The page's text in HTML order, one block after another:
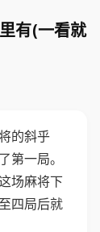
有(一看就
的斜乎
第一局。
场麻将下
四局后就